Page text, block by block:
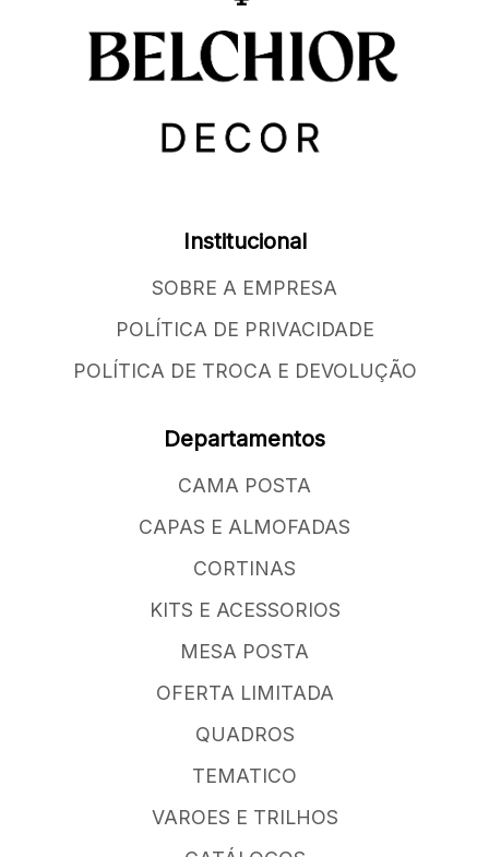
Institucional
SOBRE A EMPRESA
POLÍTICA DE PRIVACIDADE
POLÍTICA DE TROCA E DEVOLUÇÃO
Departamentos
CAMA POSTA
CAPAS E ALMOFADAS
CORTINAS
KITS E ACESSORIOS
MESA POSTA
OFERTA LIMITADA
QUADROS
TEMATICO
VAROES E TRILHOS